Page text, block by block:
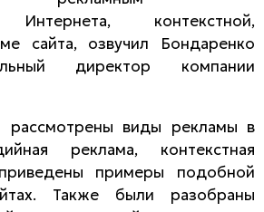
Интернета, контекстной,
сайта, озвучил Бондаренко
директор компании
виды рекламы в
реклама, контекстная
примеры подобной
Также были разобраны